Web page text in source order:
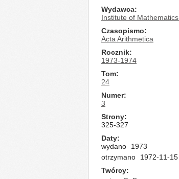
Wydawca
Institute of
Czasopismo
Acta Arithmetica
Rocznik
1973-1974
Tom
24
Numer
3
Strony
325-327
Daty
wydano
1973
otrzymano
1972-11-15
Twórcy